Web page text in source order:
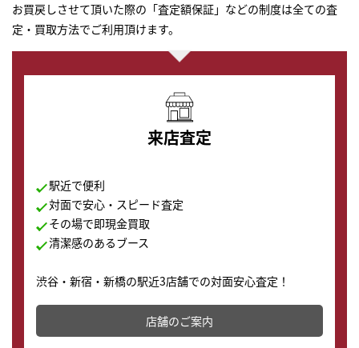
お買戻しさせて頂いた際の「査定額保証」などの制度は全ての査
定・買取方法でご利用頂けます。
来店査定
駅近で便利
対面で安心・スピード査定
その場で即現金買取
清潔感のあるブース
渋谷・新宿・新橋の駅近3店舗での対面安心査定！
その場で現金買取致します。渋谷本店では、時計販売の
店舗を併設しており、下取りに出してお得に新しい時計
の購入もできます♪
店舗のご案内